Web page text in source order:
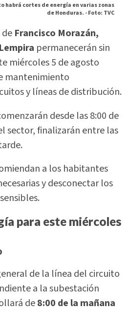
habrá cortes de energía en varias zonas
de Honduras. -Foto: TVC
Francisco Morazán,
permanecerán sin
miércoles 5 de agosto
mantenimiento
y líneas de distribución.
desde las 8:00 de
sector, finalizarán entre las
a los habitantes
y desconectar los
para este miércoles
de la línea del circuito
a la subestación
de8:00 de la mañana